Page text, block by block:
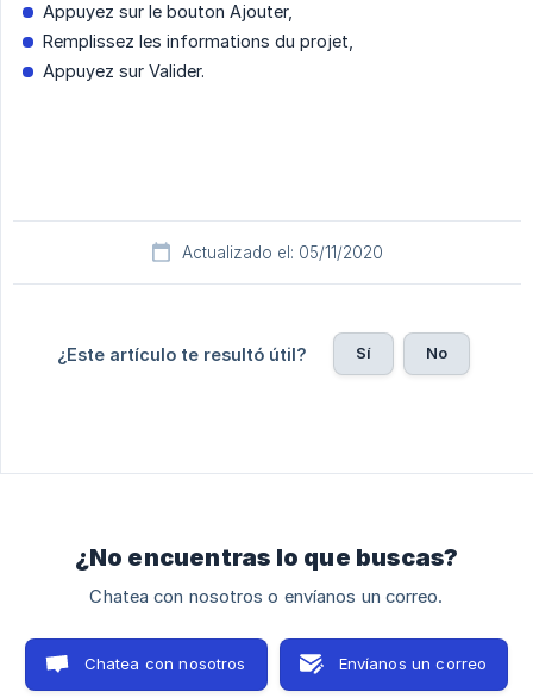
Appuyez sur le bouton Ajouter,
Remplissez les informations du projet,
Appuyez sur Valider.
Actualizado el: 05/11/2020
¿Este artículo te resultó útil? Sí No
¿No encuentras lo que buscas?
Chatea con nosotros o envíanos un correo.
Chatea con nosotros Envíanos un correo